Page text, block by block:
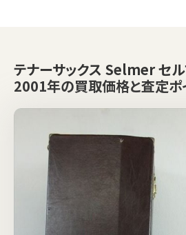
テナーサックス Selmer セ
2001年の買取価格と査定ポ